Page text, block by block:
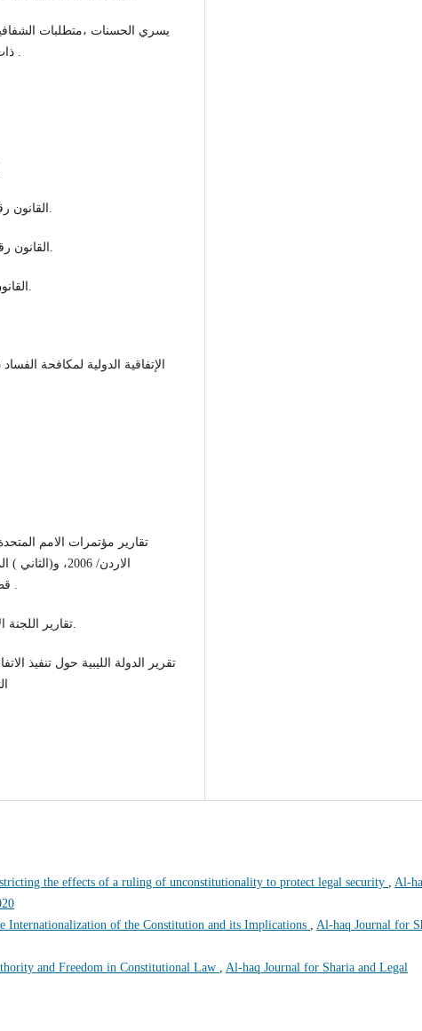
يسري الحسنات ،متطلبات
ذات العلاقة في تعزيزها ،الجامعة الاسلامية ، غزة ،2013 .
القانون رقم 20/2013 بشأن انشاء هيئة الرقابة الإدارية وتعديلاته.
القانون رقم 63/2012 بشأن إنشاء هيئة مكافحة الفساد وتعديلاته.
القانون رقم 59/2013 بشأن الادارة المحلية ولائحته التنفيذية.
تقارير مؤتمرات الامم
قطر/2009، و(السادس) بسانت بطرسبرغ ، روسيا/2015 .
تقارير اللجنة الاستشارية لحقوق الإنسان بالأمم المتحدة، 2003-2007.
the effects of a ruling of unconstitutionality to protect legal security , Al-
Internationalization of the Constitution and its Implications , Al-haq Journal for
and Freedom in Constitutional Law , Al-haq Journal for Sharia and Legal